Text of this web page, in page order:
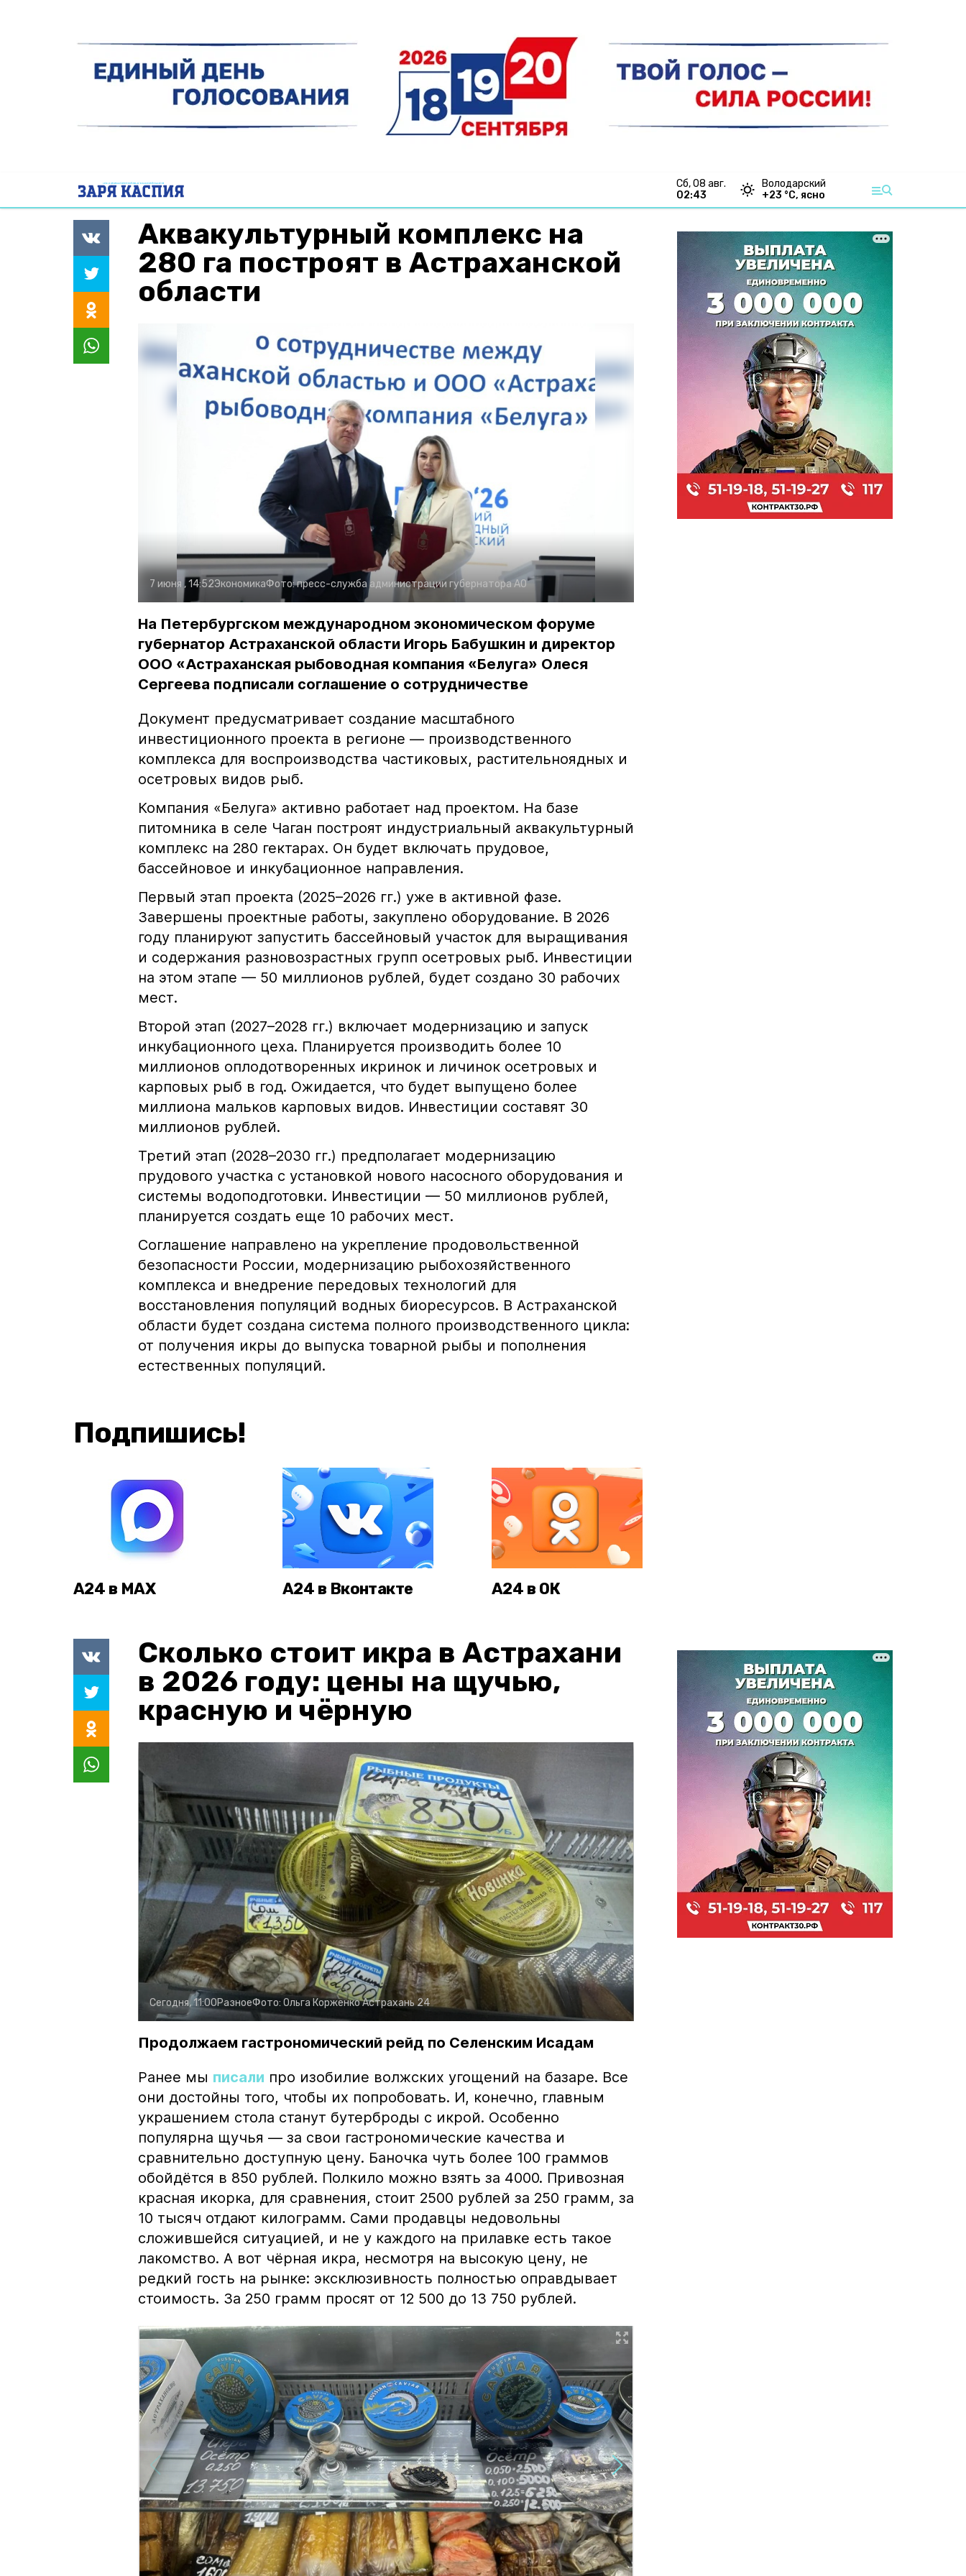
сб, 08 авг.
02:43
Володарский
+23 °С, ясно
Аквакультурный комплекс на
280 га построят в Астраханской
области
7 июня , 14:52ЭкономикаФото:пресс-служба администрации губернатора АО
На Петербургском международном экономическом форуме
губернатор Астраханской области Игорь Бабушкин и директор
ООО «Астраханская рыбоводная компания «Белуга» Олеся
Сергеева подписали соглашение о сотрудничестве
Документ предусматривает создание масштабного
инвестиционного проекта в регионе — производственного
комплекса для воспроизводства частиковых, растительноядных и
осетровых видов рыб.
Компания «Белуга» активно работает над проектом. На базе
питомника в селе Чаган построят индустриальный аквакультурный
комплекс на 280 гектарах. Он будет включать прудовое,
бассейновое и инкубационное направления.
Первый этап проекта (2025–2026 гг.) уже в активной фазе.
Завершены проектные работы, закуплено оборудование. В 2026
году планируют запустить бассейновый участок для выращивания
и содержания разновозрастных групп осетровых рыб. Инвестиции
на этом этапе — 50 миллионов рублей, будет создано 30 рабочих
мест.
Второй этап (2027–2028 гг.) включает модернизацию и запуск
инкубационного цеха. Планируется производить более 10
миллионов оплодотворенных икринок и личинок осетровых и
карповых рыб в год. Ожидается, что будет выпущено более
миллиона мальков карповых видов. Инвестиции составят 30
миллионов рублей.
Третий этап (2028–2030 гг.) предполагает модернизацию
прудового участка с установкой нового насосного оборудования и
системы водоподготовки. Инвестиции — 50 миллионов рублей,
планируется создать еще 10 рабочих мест.
Соглашение направлено на укрепление продовольственной
безопасности России, модернизацию рыбохозяйственного
комплекса и внедрение передовых технологий для
восстановления популяций водных биоресурсов. В Астраханской
области будет создана система полного производственного цикла:
от получения икры до выпуска товарной рыбы и пополнения
естественных популяций.
Подпишись!
А24 в MAX А24 в Вконтакте А24 в ОК
Сколько стоит икра в Астрахани
в 2026 году: цены на щучью,
красную и чёрную
Сегодня, 11:00РазноеФото: Ольга КорженкоАстрахань 24
Продолжаем гастрономический рейд по Селенским Исадам
Ранее мы писали про изобилие волжских угощений на базаре. Все
они достойны того, чтобы их попробовать. И, конечно, главным
украшением стола станут бутерброды с икрой. Особенно
популярна щучья — за свои гастрономические качества и
сравнительно доступную цену. Баночка чуть более 100 граммов
обойдётся в 850 рублей. Полкило можно взять за 4000. Привозная
красная икорка, для сравнения, стоит 2500 рублей за 250 грамм, за
10 тысяч отдают килограмм. Сами продавцы недовольны
сложившейся ситуацией, и не у каждого на прилавке есть такое
лакомство. А вот чёрная икра, несмотря на высокую цену, не
редкий гость на рынке: эксклюзивность полностью оправдывает
стоимость. За 250 грамм просят от 12 500 до 13 750 рублей.